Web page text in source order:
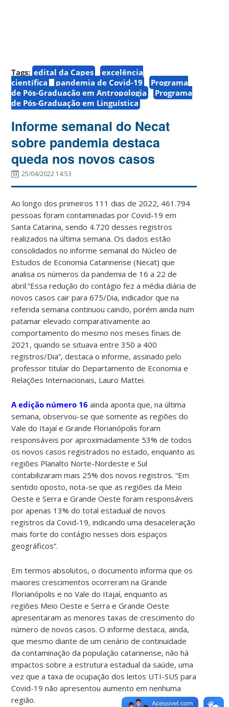
Tags: edital da Capes
excelência
científica
pandemia de Covid-19
Programa
de Pós-Graduação em Antropologia
Programa
de Pós-Graduação em Linguística
Informe semanal do Necat
sobre pandemia destaca
queda nos novos casos
25/04/2022 14:53
Ao longo dos primeiros 111 dias de 2022, 461.794
pessoas foram contaminadas por Covid-19 em
Santa Catarina, sendo 4.720 desses registros
realizados na última semana. Os dados estão
consolidados no informe semanal do Núcleo de
Estudos de Economia Catarinense (Necat) que
analisa os números da pandemia de 16 a 22 de
abril.“Essa redução do contágio fez a média diária de
novos casos cair para 675/Dia, indicador que na
referida semana continuou caindo, porém ainda num
patamar elevado comparativamente ao
comportamento do mesmo nos meses finais de
2021, quando se situava entre 350 a 400
registros/Dia”, destaca o informe, assinado pelo
professor titular do Departamento de Economia e
Relações Internacionais, Lauro Mattei.
A edição número 16 ainda aponta que, na última
semana, observou-se que somente as regiões do
Vale do Itajaí e Grande Florianópolis foram
responsáveis por aproximadamente 53% de todos
os novos casos registrados no estado, enquanto as
regiões Planalto Norte-Nordeste e Sul
contabilizaram mais 25% dos novos registros. “Em
sentido oposto, nota-se que as regiões da Meio
Oeste e Serra e Grande Oeste foram responsáveis
por apenas 13% do total estadual de novos
registros da Covid-19, indicando uma desaceleração
mais forte do contágio nesses dois espaços
geográficos”.
Em termos absolutos, o documento informa que os
maiores crescimentos ocorreram na Grande
Florianópolis e no Vale do Itajaí, enquanto as
regiões Meio Oeste e Serra e Grande Oeste
apresentaram as menores taxas de crescimento do
número de novos casos. O informe destaca, ainda,
que mesmo diante de um cenário de continuidade
da contaminação da população catarinense, não há
impactos sobre a estrutura estadual da saúde, uma
vez que a taxa de ocupação dos leitos UTI-SUS para
Covid-19 não apresentou aumento em nenhuma
região.